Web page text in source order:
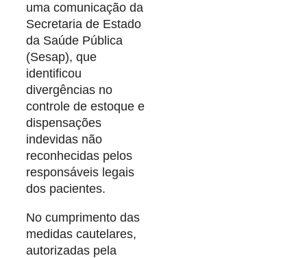
uma comunicação da
Secretaria de Estado
da Saúde Pública
(Sesap), que
identificou
divergências no
controle de estoque e
dispensações
indevidas não
reconhecidas pelos
responsáveis legais
dos pacientes.
No cumprimento das
medidas cautelares,
autorizadas pela